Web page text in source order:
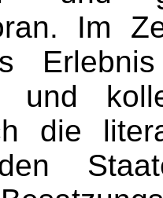
Im
und
die